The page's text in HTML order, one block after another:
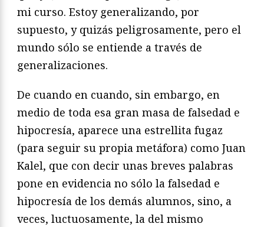
mi curso. Estoy generalizando, por
supuesto, y quizás peligrosamente, pero el
mundo sólo se entiende a través de
generalizaciones.
De cuando en cuando, sin embargo, en
medio de toda esa gran masa de falsedad e
hipocresía, aparece una estrellita fugaz
(para seguir su propia metáfora) como Juan
Kalel, que con decir unas breves palabras
pone en evidencia no sólo la falsedad e
hipocresía de los demás alumnos, sino, a
veces, luctuosamente, la del mismo